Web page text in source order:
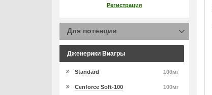
Регистрация
Для потенции
Дженерики Виагры
100мг
Standard
100мг
Cenforce Soft-100